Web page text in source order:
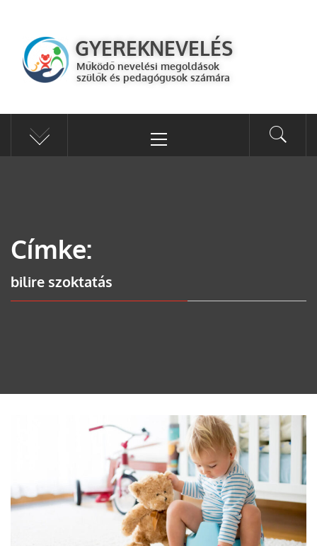
GYEREKNEVELÉS
számára
GYEREKNEVELÉS
Működő nevelési megoldások
szülők és pedagógusok számára
Címke:
bilire szoktatás